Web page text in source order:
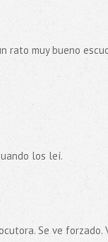
rato muy bueno
los leí.
Se ve forzado.